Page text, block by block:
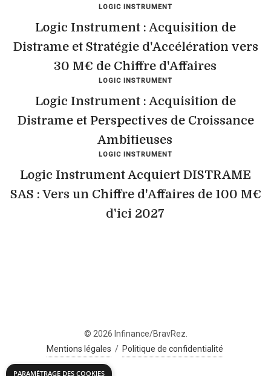
LOGIC INSTRUMENT
Logic Instrument : Acquisition de
Distrame et Stratégie d'Accélération vers
30 M€ de Chiffre d'Affaires
LOGIC INSTRUMENT
Logic Instrument : Acquisition de
Distrame et Perspectives de Croissance
Ambitieuses
LOGIC INSTRUMENT
Logic Instrument Acquiert DISTRAME
SAS : Vers un Chiffre d'Affaires de 100 M€
d'ici 2027
© 2026 Infinance/BravRez.
Mentions légales / Politique de confidentialité
PARAMÉTRAGE DES COOKIES